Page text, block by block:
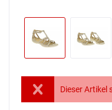
Dieser Artikel